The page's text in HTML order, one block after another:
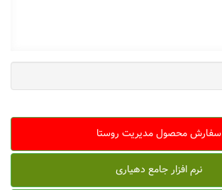
سفارش محصول مدیریت روستا
نرم افزار جامع دهیاری